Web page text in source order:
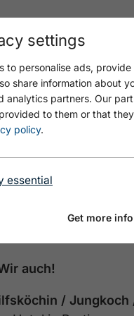
YOUR
/
auch!
/ Jungkoch
settings
to personalise ads,
share information about
analytics partners. Our
to them or that
policy.
essential
Get more